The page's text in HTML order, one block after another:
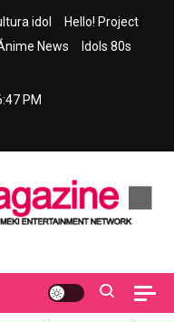
idol
Hello! Project
News
Idols 80s
PM